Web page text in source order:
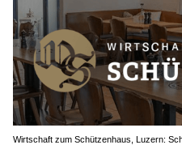
Wirtschaft zum Schützenhaus, Luzern: